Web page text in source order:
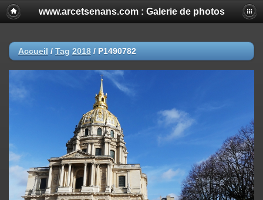
www.arcetsenans.com : Galerie de photos
Accueil / Tag 2018 / P1490782